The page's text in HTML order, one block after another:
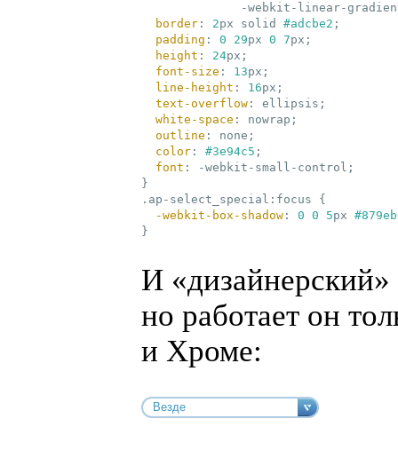
              -webkit-linear-
border : 2px solid #adcbe2 ;
padding : 0 29px 0 7px ;
height : 24px ;
font-size : 13px ;
line-height : 16px ;
text-overflow : ellipsis ;
white-space : nowrap ;
outline : none ;
color : #3e94c5 ;
font : -webkit-small-control ;
}
.ap-select_special :focus
{
-webkit-box-shadow : 0 0 5px
}
И «дизайнерский»
но работает он
и Хроме: